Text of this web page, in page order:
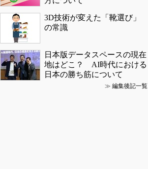
3D技術が変えた「靴選び」
の常識
日本版データスペースの現在
地はどこ？ AI時代における
日本の勝ち筋について
≫ 編集後記一覧